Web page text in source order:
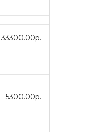
33300.00р.
5300.00р.